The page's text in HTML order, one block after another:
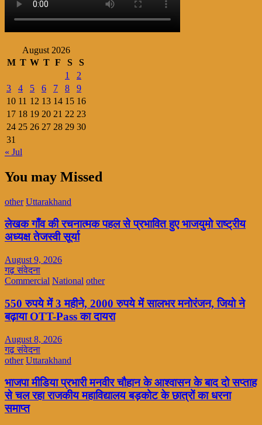
August 2026
M T W T F S
S
1
2
3
4 5 6 7 8
9
10 11 12 13 14 15 16
17 18 19 20 21 22 23
24 25 26 27 28 29 30
31
« Jul
You may Missed
other Uttarakhand
लेखक गाँव की रचनात्मक पहल से प्रभावित हुए भाजयुमो राष्ट्रीय
अध्यक्ष तेजस्वी सूर्या
August 9, 2026
गढ़ संवेदना
Commercial National other
550 रुपये में 3 महीने, 2000 रुपये में सालभर मनोरंजन, जियो ने
बढ़ाया OTT-Pass का दायरा
August 8, 2026
गढ़ संवेदना
other Uttarakhand
भाजपा मीडिया प्रभारी मनवीर चौहान के आश्वासन के बाद दो सप्ताह
से चल रहा राजकीय महाविद्यालय बड़कोट के छात्रों का धरना
समाप्त